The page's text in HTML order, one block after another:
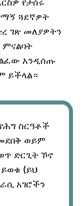
ጓደኛዎት
ገጽ መለያዎትን
እንዲሰጡ
ይችላል።
ስርዓቶች
ወይም
ድርጊት ኾኖ
(ይህ
አገሮችን